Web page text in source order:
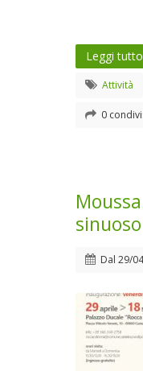
Leggi tutto
Attività
0
Dal 29/